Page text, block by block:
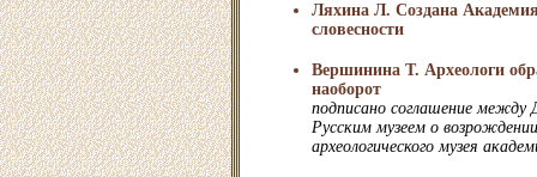
Ляхина Л. Создана
словесности
Вершинина Т. Археологи
наоборот
подписано соглашение между
Русским музеем о
археологического музея